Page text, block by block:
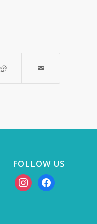
FOLLOW US
instagramfacebook